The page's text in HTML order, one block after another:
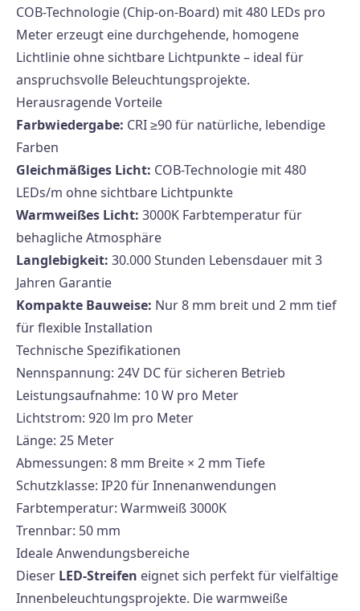
COB-Technologie (Chip-on-Board) mit 480 LEDs pro
Meter erzeugt eine durchgehende, homogene
Lichtlinie ohne sichtbare Lichtpunkte – ideal für
anspruchsvolle Beleuchtungsprojekte.
Herausragende Vorteile
Farbwiedergabe: CRI ≥90 für natürliche, lebendige
Farben
Gleichmäßiges Licht: COB-Technologie mit 480
LEDs/m ohne sichtbare Lichtpunkte
Warmweißes Licht: 3000K Farbtemperatur für
behagliche Atmosphäre
Langlebigkeit: 30.000 Stunden Lebensdauer mit 3
Jahren Garantie
Kompakte Bauweise: Nur 8 mm breit und 2 mm tief
für flexible Installation
Technische Spezifikationen
Nennspannung: 24V DC für sicheren Betrieb
Leistungsaufnahme: 10 W pro Meter
Lichtstrom: 920 lm pro Meter
Länge: 25 Meter
Abmessungen: 8 mm Breite × 2 mm Tiefe
Schutzklasse: IP20 für Innenanwendungen
Farbtemperatur: Warmweiß 3000K
Trennbar: 50 mm
Ideale Anwendungsbereiche
Dieser LED-Streifen eignet sich perfekt für vielfältige
Innenbeleuchtungsprojekte. Die warmweiße